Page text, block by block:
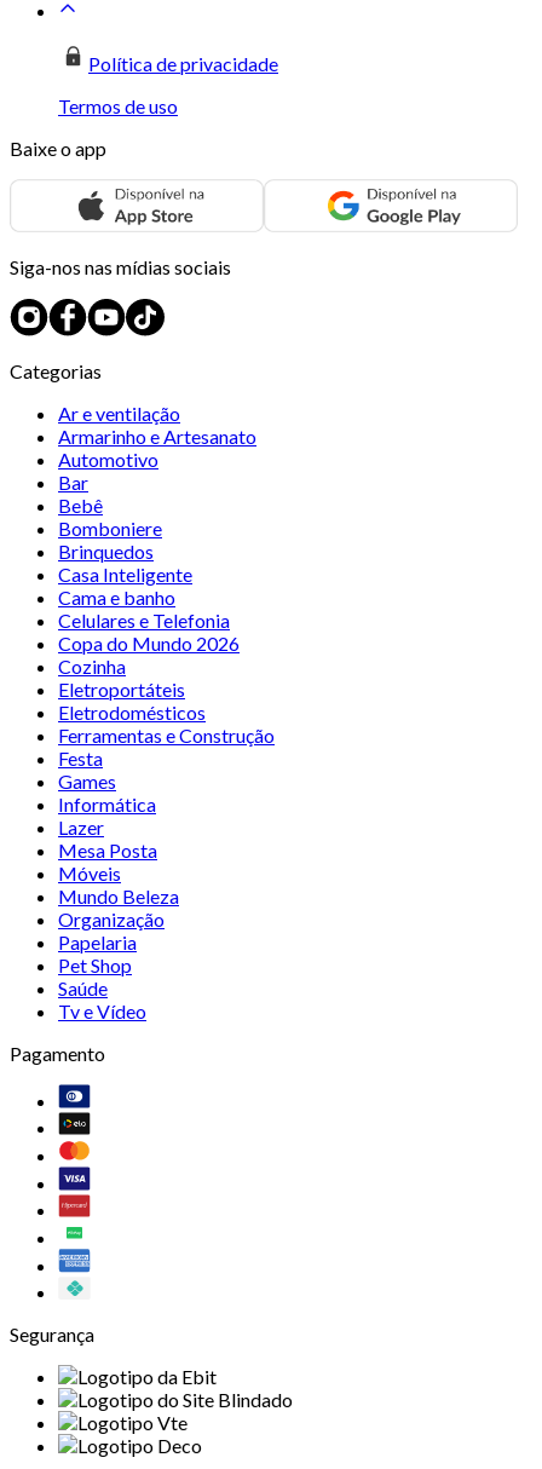
Política de privacidade
Termos de uso
Baixe o app
Siga-nos nas mídias sociais
Categorias
Ar e ventilação
Armarinho e Artesanato
Automotivo
Bar
Bebê
Bomboniere
Brinquedos
Casa Inteligente
Cama e banho
Celulares e Telefonia
Copa do Mundo 2026
Cozinha
Eletroportáteis
Eletrodomésticos
Ferramentas e Construção
Festa
Games
Informática
Lazer
Mesa Posta
Móveis
Mundo Beleza
Organização
Papelaria
Pet Shop
Saúde
Tv e Vídeo
Pagamento
Segurança